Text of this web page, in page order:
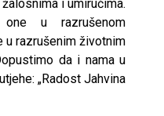
i umirućima.
u razrušenom
u razrušenim životnim
da i nama u
„Radost Jahvina